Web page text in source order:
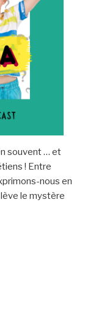
souvent … et
! Entre
nous en
le mystère